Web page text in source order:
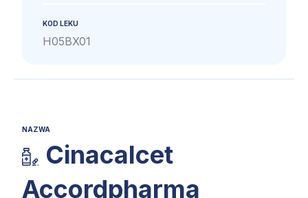
KOD LEKU
H05BX01
NAZWA
Cinacalcet
Accordpharma